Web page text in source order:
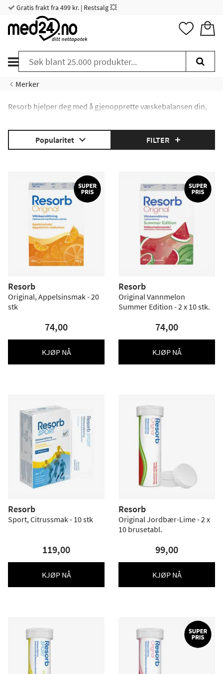
Gratis frakt fra 499 kr. | Restsalg 💥
Merker
Resorb hjelper deg med å gjenopprette væskebalansen din,
på en annen måte der du har mistet mye væske.
Les mer om Resorb her!
Popularitet FILTER
Resorb
Original, Appelsinsmak - 20
stk
74,00
KJØP NÅ
Resorb
Original Vannmelon
Summer Edition - 2 x 10 stk.
74,00
KJØP NÅ
Resorb
Sport, Citrussmak - 10 stk
119,00
KJØP NÅ
Resorb
Original Jordbær-Lime - 2 x
10 brusetabl.
99,00
KJØP NÅ